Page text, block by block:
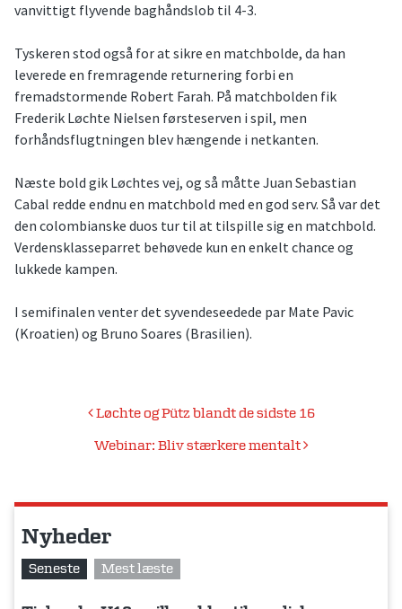
vanvittigt flyvende baghåndslob til 4-3.
Tyskeren stod også for at sikre en matchbolde, da han
leverede en fremragende returnering forbi en
fremadstormende Robert Farah. På matchbolden fik
Frederik Løchte Nielsen førsteserven i spil, men
forhåndsflugtningen blev hængende i netkanten.
Næste bold gik Løchtes vej, og så måtte Juan Sebastian
Cabal redde endnu en matchbold med en god serv. Så var det
den colombianske duos tur til at tilspille sig en matchbold.
Verdensklasseparret behøvede kun en enkelt chance og
lukkede kampen.
I semifinalen venter det syvendeseedede par Mate Pavic
(Kroatien) og Bruno Soares (Brasilien).
Indlægsnavigation
Løchte og Pütz blandt de sidste 16
Webinar: Bliv stærkere mentalt
Nyheder
Seneste Mest læste